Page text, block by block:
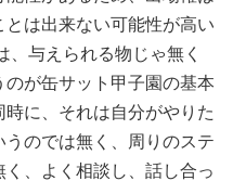
は出来ない可能性が高い
、与えられる物じゃ無く
が缶サット甲子園の基本
に、それは自分がやりた
のでは無く、周りのステ
、よく相談し、話し合っ